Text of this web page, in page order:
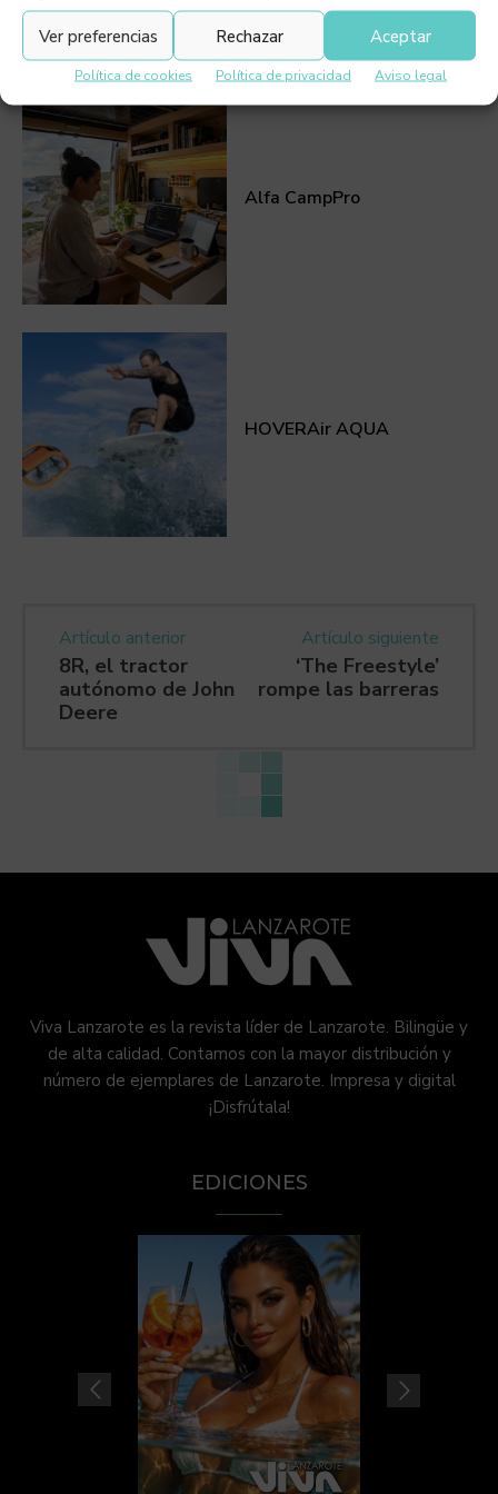
Aceptar
Rechazar
Ver preferencias
Política de cookies Política de privacidad Aviso legal
Alfa CampPro
HOVERAir AQUA
Artículo anterior
8R, el tractor
autónomo de John
Deere
Artículo siguiente
‘The Freestyle’
rompe las barreras
Viva Lanzarote es la revista líder de Lanzarote. Bilingüe y
de alta calidad. Contamos con la mayor distribución y
número de ejemplares de Lanzarote. Impresa y digital
¡Disfrútala!
EDICIONES